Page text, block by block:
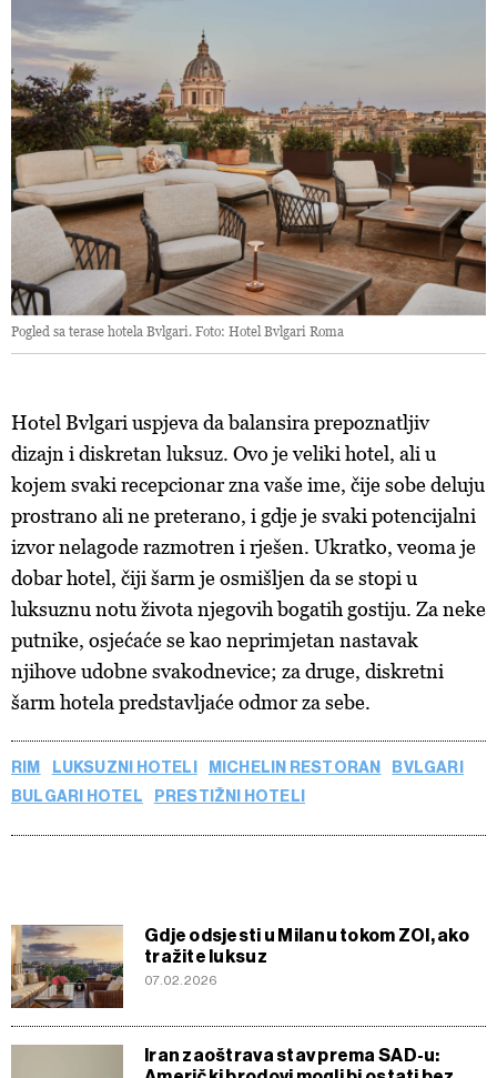
Pogled sa terase hotela Bvlgari. Foto: Hotel Bvlgari Roma
Hotel Bvlgari uspjeva da balansira prepoznatljiv
dizajn i diskretan luksuz. Ovo je veliki hotel, ali u
kojem svaki recepcionar zna vaše ime, čije sobe deluju
prostrano ali ne preterano, i gdje je svaki potencijalni
izvor nelagode razmotren i rješen. Ukratko, veoma je
dobar hotel, čiji šarm je osmišljen da se stopi u
luksuznu notu života njegovih bogatih gostiju. Za neke
putnike, osjećaće se kao neprimjetan nastavak
njihove udobne svakodnevice; za druge, diskretni
šarm hotela predstavljaće odmor za sebe.
RIM LUKSUZNI HOTELI MICHELIN RESTORAN
BVLGARI
BULGARI HOTEL
PRESTIŽNI HOTELI
Gdje odsjesti u Milanu tokom ZOI, ako
tražite luksuz
07.02.2026
Iran zaoštrava stav prema SAD-u: